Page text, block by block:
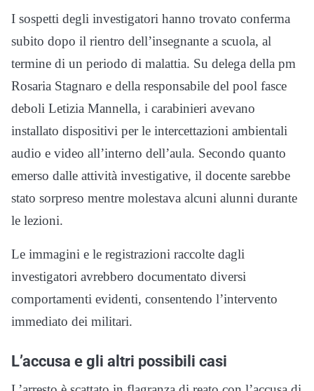
I sospetti degli investigatori hanno trovato conferma
subito dopo il rientro dell’insegnante a scuola, al
termine di un periodo di malattia. Su delega della pm
Rosaria Stagnaro e della responsabile del pool fasce
deboli Letizia Mannella, i carabinieri avevano
installato dispositivi per le intercettazioni ambientali
audio e video all’interno dell’aula. Secondo quanto
emerso dalle attività investigative, il docente sarebbe
stato sorpreso mentre molestava alcuni alunni durante
le lezioni.
Le immagini e le registrazioni raccolte dagli
investigatori avrebbero documentato diversi
comportamenti evidenti, consentendo l’intervento
immediato dei militari.
L’accusa e gli altri possibili casi